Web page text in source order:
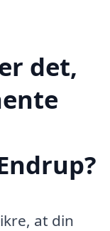
det,
at din